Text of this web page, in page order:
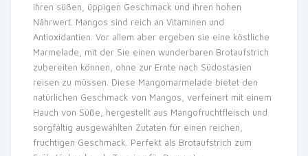
ihren süßen, üppigen Geschmack und ihren hohen
Nährwert. Mangos sind reich an Vitaminen und
Antioxidantien. Vor allem aber ergeben sie eine köstliche
Marmelade, mit der Sie einen wunderbaren Brotaufstrich
zubereiten können, ohne zur Ernte nach Südostasien
reisen zu müssen. Diese Mangomarmelade bietet den
natürlichen Geschmack von Mangos, verfeinert mit einem
Hauch von Süße, hergestellt aus Mangofruchtfleisch und
sorgfältig ausgewählten Zutaten für einen reichen,
fruchtigen Geschmack. Perfekt als Brotaufstrich zum